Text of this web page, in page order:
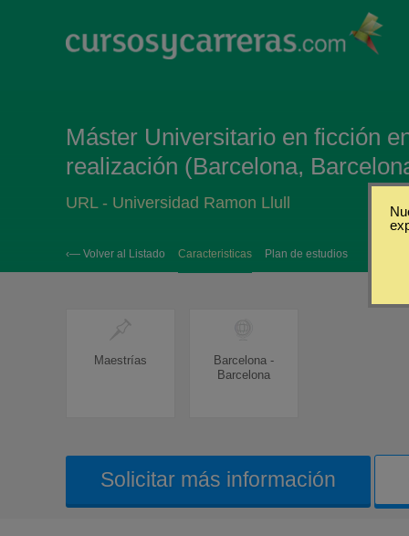
Máster Universitario en ficción
realización (Barcelona,
URL - Universidad Ramon Llull
‹— Volver al Listado Caracteristicas Plan de estudios
Maestrías
Barcelona -
Barcelona
Solicitar más información